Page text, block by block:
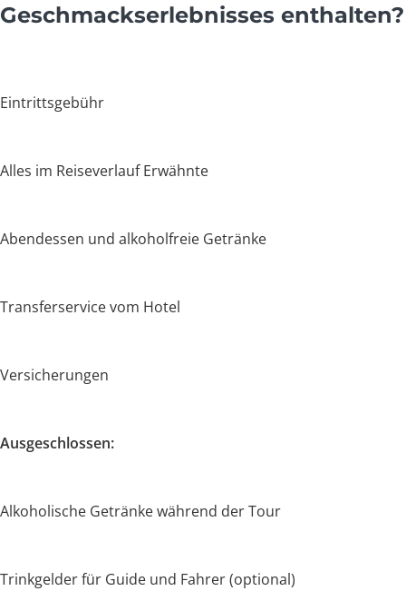
Geschmackserlebnisses enthalten?
Eintrittsgebühr
Alles im Reiseverlauf Erwähnte
Abendessen und alkoholfreie Getränke
Transferservice vom Hotel
Versicherungen
Ausgeschlossen:
Alkoholische Getränke während der Tour
Trinkgelder für Guide und Fahrer (optional)